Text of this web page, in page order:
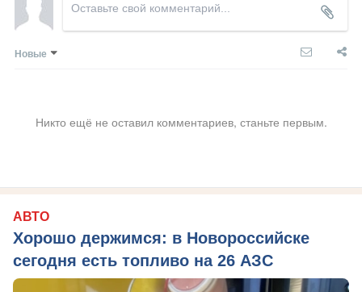
Новые
Никто ещё не оставил комментариев, станьте первым.
АВТО
Хорошо держимся: в Новороссийске
сегодня есть топливо на 26 АЗС